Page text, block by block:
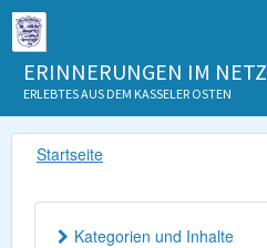
ERINNERUNGEN IM NETZ
ERLEBTES AUS DEM KASSELER OSTEN
Startseite
Kategorien und Inhalte